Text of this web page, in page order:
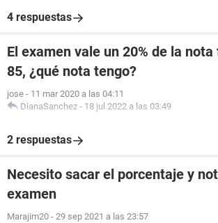
4 respuestas
El examen vale un 20% de la
85, ¿qué nota tengo?
jose - 11 mar 2020 a las 04:11
DianaSanchez - 18 jul 2022 a las 03:49
2 respuestas
Necesito sacar el porcentaje y
examen
Marajim20 - 29 sep 2021 a las 23:57